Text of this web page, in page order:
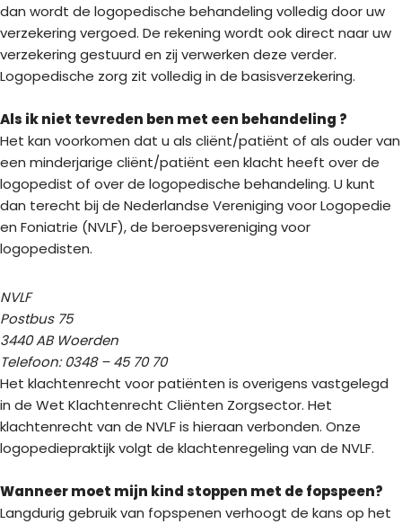
dan wordt de logopedische behandeling volledig door uw
verzekering vergoed. De rekening wordt ook direct naar uw
verzekering gestuurd en zij verwerken deze verder.
Logopedische zorg zit volledig in de basisverzekering.
Als ik niet tevreden ben met een behandeling ?
Het kan voorkomen dat u als cliënt/patiënt of als ouder van
een minderjarige cliënt/patiënt een klacht heeft over de
logopedist of over de logopedische behandeling. U kunt
dan terecht bij de Nederlandse Vereniging voor Logopedie
en Foniatrie (NVLF), de beroepsvereniging voor
logopedisten.
NVLF
Postbus 75
3440 AB Woerden
Telefoon: 0348 – 45 70 70
Het klachtenrecht voor patiënten is overigens vastgelegd
in de Wet Klachtenrecht Cliënten Zorgsector. Het
klachtenrecht van de NVLF is hieraan verbonden. Onze
logopediepraktijk volgt de klachtenregeling van de NVLF.
Wanneer moet mijn kind stoppen met de fopspeen?
Langdurig gebruik van fopspenen verhoogt de kans op het